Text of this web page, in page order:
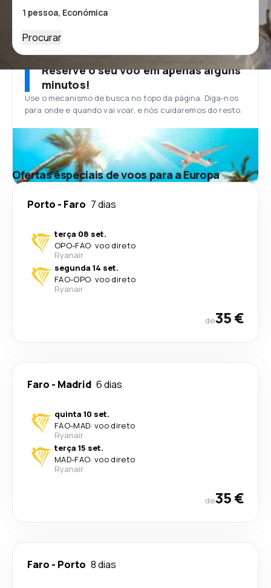
Procurar
Reserve o seu voo em apenas alguns
minutos!
Use o mecanismo de busca no topo da página. Diga-nos
para onde e quando vai voar, e nós cuidaremos do resto.
Ofertas especiais de voos para a Europa
Porto - Faro 7 dias
terça 08 set.
OPO-FAO· voo direto
Ryanair
segunda 14 set.
FAO-OPO· voo direto
Ryanair
de35 €
Faro - Madrid 6 dias
quinta 10 set.
FAO-MAD· voo direto
Ryanair
terça 15 set.
MAD-FAO· voo direto
Ryanair
de35 €
Faro - Porto 8 dias